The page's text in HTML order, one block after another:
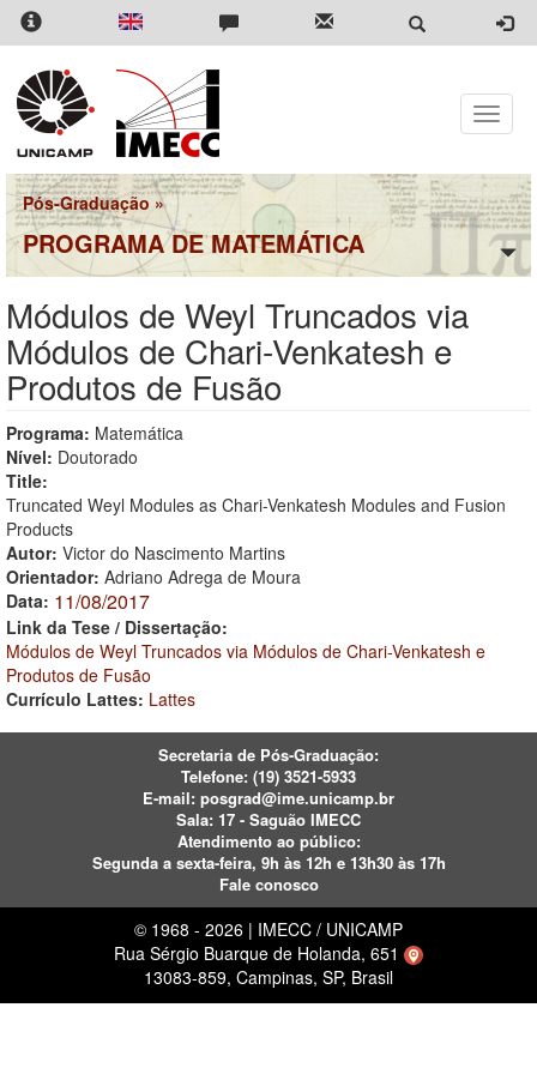
Pular
para
conteúdo
principal
Toggle
Pós-Graduação »
PROGRAMA DE MATEMÁTICA
Módulos de Weyl Truncados via
Módulos de Chari-Venkatesh e
Produtos de Fusão
Programa: Matemática
Nível: Doutorado
Title:
Truncated Weyl Modules as Chari-Venkatesh Modules and Fusion
Products
Autor: Victor do Nascimento Martins
Orientador: Adriano Adrega de Moura
Data: 11/08/2017
Link da Tese / Dissertação:
Módulos de Weyl Truncados via Módulos de Chari-Venkatesh e
Produtos de Fusão
Currículo Lattes: Lattes
Secretaria de Pós-Graduação:
Telefone: (19) 3521-5933
E-mail: posgrad@ime.unicamp.br
Sala: 17 - Saguão IMECC
Atendimento ao público:
Segunda a sexta-feira, 9h às 12h e 13h30 às 17h
Fale conosco
© 1968 - 2026 | IMECC / UNICAMP
Rua Sérgio Buarque de Holanda, 651
13083-859, Campinas, SP, Brasil